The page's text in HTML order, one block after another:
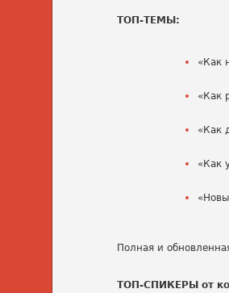
ТОП-ТЕМЫ:
«Как
«Как
«Как
«Как
Полная и
ТОП-СПИКЕРЫ от